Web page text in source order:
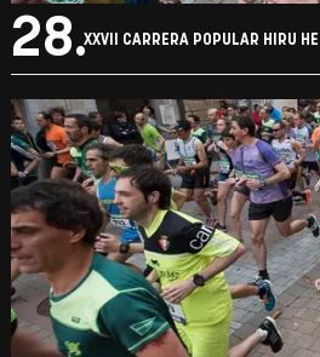
28.XXVII CARRERA POPULAR HIRU